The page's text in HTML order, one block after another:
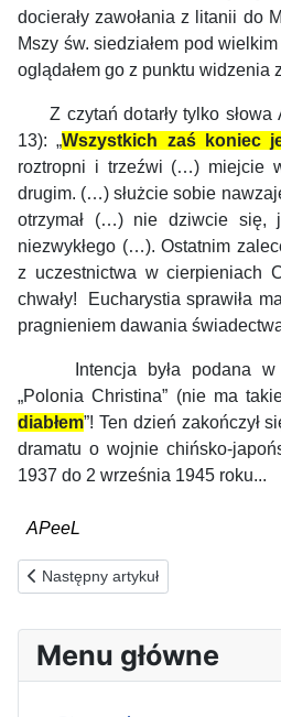
docierały zawołania z litanii do
Mszy św. siedziałem pod
oglądałem go z punktu widzenia
Z czytań dotarły tylko słowa
13): „Wszystkich zaś koniec
roztropni i trzeźwi (…) miejcie
drugim. (…) służcie sobie
otrzymał (…) nie dziwcie się,
niezwykłego (…). Ostatnim
z uczestnictwa w cierpieniach
chwały!
Eucharystia sprawiła
pragnieniem dawania
Intencja była podana w
„Polonia Christina” (nie ma
diabłem”! Ten dzień zakończył
dramatu o wojnie chińsko-
1937 do 2 września 1945 roku...
APeeL
Poprzednia strona: 30.05.2026(s)
Następny artykuł
Menu główne